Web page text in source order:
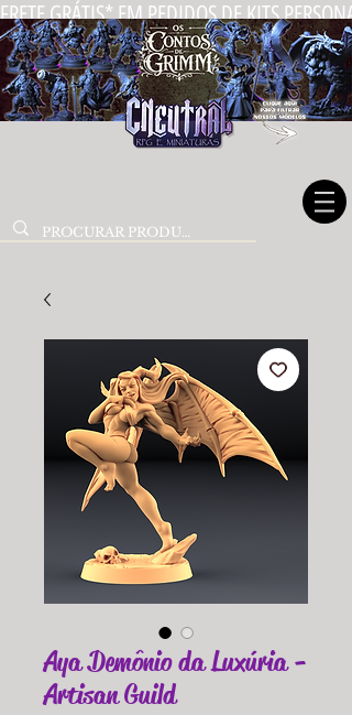
FRETE GRÁTIS* EM PEDIDOS DE KITS
Aya Demônio da Luxúria -
Artisan Guild